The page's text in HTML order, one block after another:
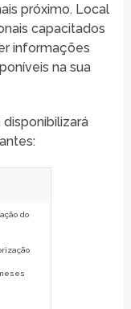
próximo. Local
capacitados
informações
na sua
do